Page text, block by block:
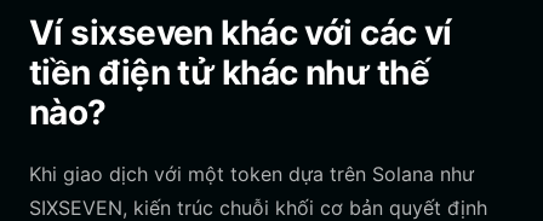
Ví sixseven khác với các ví
tiền điện tử khác như thế
nào?
Khi giao dịch với một token dựa trên Solana như
SIXSEVEN, kiến trúc chuỗi khối cơ bản quyết định